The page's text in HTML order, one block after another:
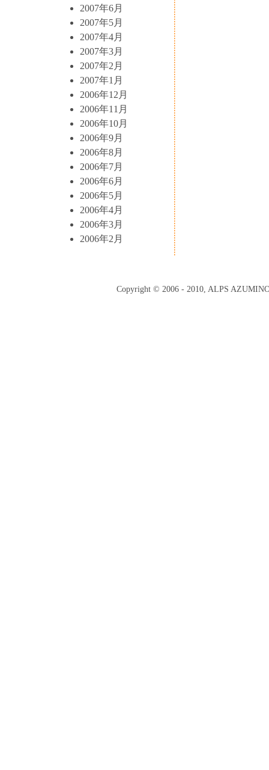
2007年6月
2007年5月
2007年4月
2007年3月
2007年2月
2007年1月
2006年12月
2006年11月
2006年10月
2006年9月
2006年8月
2006年7月
2006年6月
2006年5月
2006年4月
2006年3月
2006年2月
Copyright © 2006 - 2010, ALPS